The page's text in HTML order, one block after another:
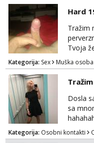
Hard
Tražim
Tvoja
Kategorija: Sex Muška
Dosla
sa
tamo,
Kategorija: Osobni kontakti